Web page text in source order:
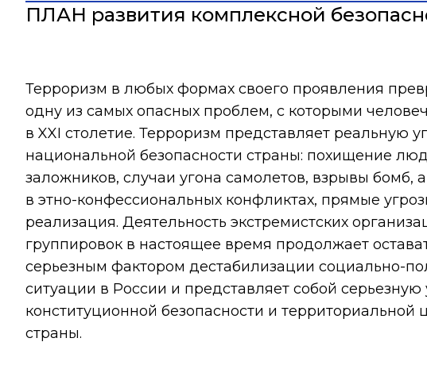
ПЛАН развития комплексной
Терроризм в любых формах своего проявления
одну из самых опасных проблем, с которыми
в XXI столетие. Терроризм представляет реальную
национальной безопасности страны: похищение
заложников, случаи угона самолетов, взрывы бомб,
в этно-конфессиональных конфликтах, прямые
реализация. Деятельность экстремистских
группировок в настоящее время продолжает
серьезным фактором дестабилизации социально-
ситуации в России и представляет собой серьезную
конституционной безопасности и территориальной
страны.